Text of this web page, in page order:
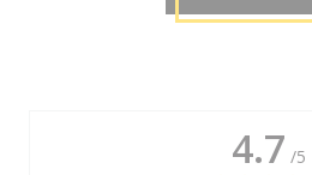
4.7 /5